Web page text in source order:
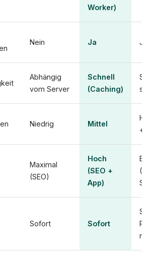
Worker)
Nein Ja Ja
Abhängig
vom Server
Schnell
(Caching)
Niedrig Mittel
+
Maximal
(SEO)
Hoch
(SEO +
App)
Sofort Sofort